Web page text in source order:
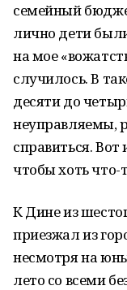
семейный
лично дети
на мое
случилось. В
десяти до
неуправляемы,
справиться.
чтобы хоть что-
К Дине из
приезжал из
несмотря на
лето со всеми